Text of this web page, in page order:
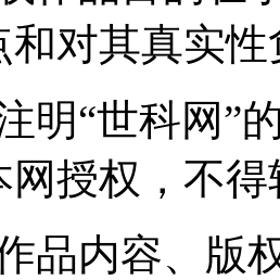
和对其真实性
明“世科网”
网授权，不
品内容、版